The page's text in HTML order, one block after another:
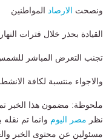
ونصحت الارصاد المواطنين
القيادة بحذر خلال فترات
تجنب التعرض المباشر
والاجواء منتسبة لكافة
ملحوظة: مضمون هذا الخبر
نظر مصر اليوم وانما تم
مسئولين عن محتوى الخبر